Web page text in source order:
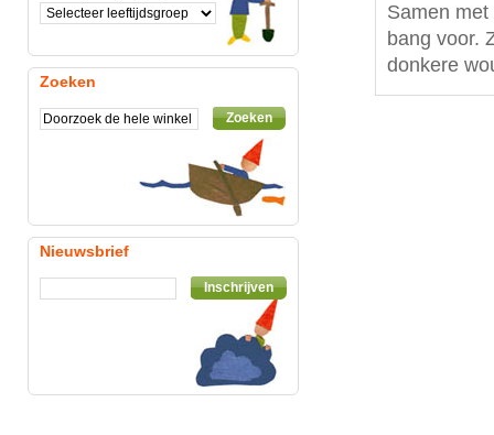
Samen
bang voor.
donkere
Zoeken
Zoeken
Nieuwsbrief
Inschrijven